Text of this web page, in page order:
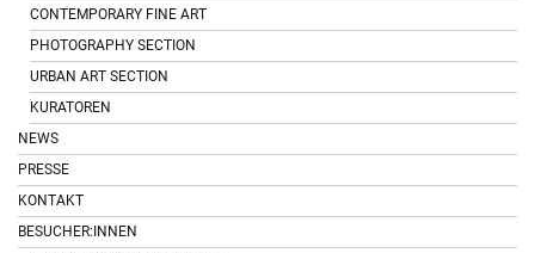
CONTEMPORARY FINE ART
PHOTOGRAPHY SECTION
URBAN ART SECTION
KURATOREN
NEWS
PRESSE
KONTAKT
BESUCHER:INNEN